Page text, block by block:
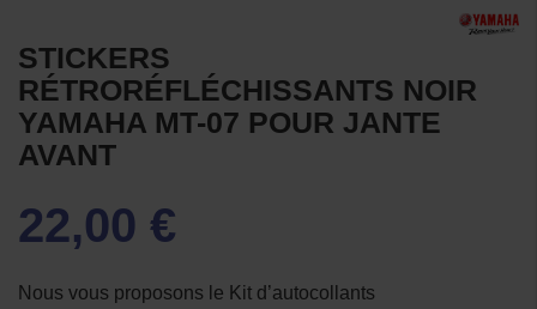
STICKERS
RÉTRORÉFLÉCHISSANTS NOIR
YAMAHA MT-07 POUR JANTE
AVANT
22,00 €
Nous vous proposons le Kit d’autocollants